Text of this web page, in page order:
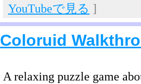
YouTubeで見る ]
Coloruid
A relaxing puzzle game